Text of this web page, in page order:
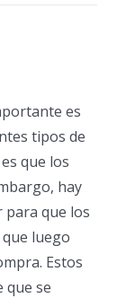
es
tipos de
que los
hay
que los
luego
Estos
que se